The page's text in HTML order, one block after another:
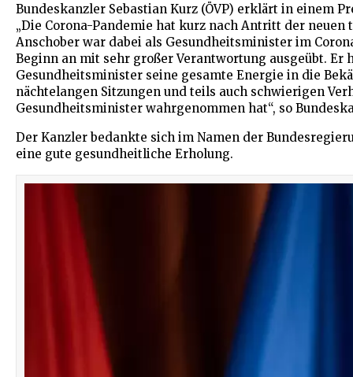
Bundeskanzler Sebastian Kurz (ÖVP) erklärt in einem
„Die Corona-Pandemie hat kurz nach Antritt der
Anschober war dabei als Gesundheitsminister im
Beginn an mit sehr großer Verantwortung ausgeübt.
Gesundheitsminister seine gesamte Energie in die
nächtelangen Sitzungen und teils auch schwierigen
Gesundheitsminister wahrgenommen hat“, so
Der Kanzler bedankte sich im Namen der
eine gute gesundheitliche Erholung.